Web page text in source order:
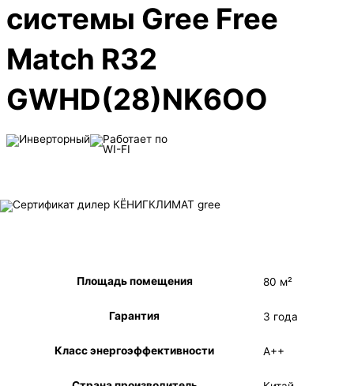
системы Gree Free
Match R32
GWHD(28)NK6OO
Площадь помещения 80 м²
Гарантия 3 года
Класс энергоэффективности A++